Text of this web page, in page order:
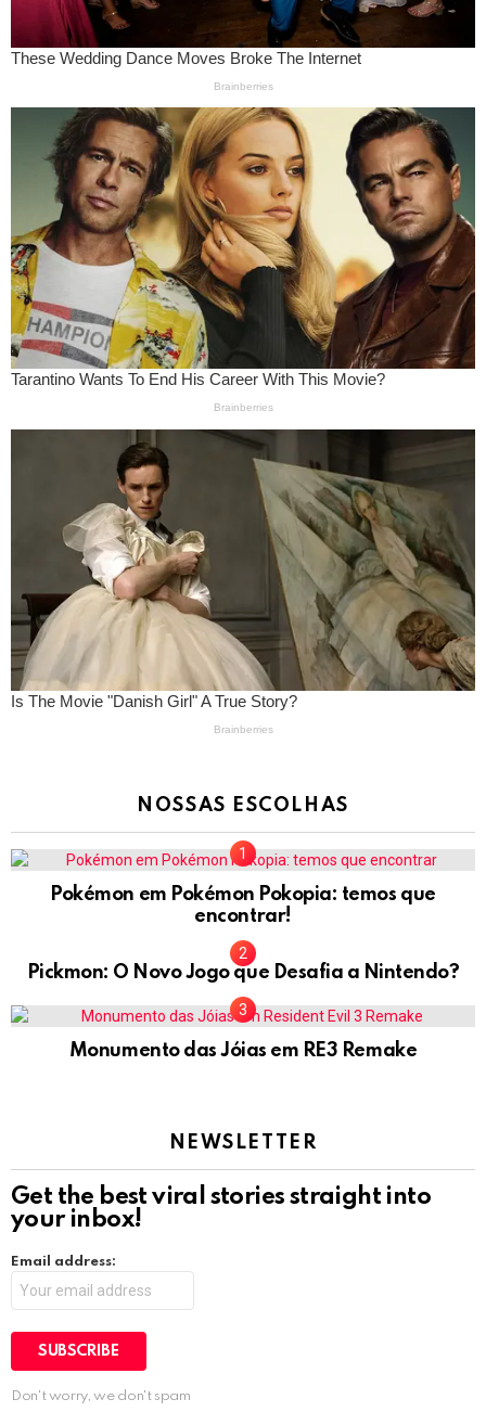
NOSSAS ESCOLHAS
Pokémon em Pokémon Pokopia: temos que
encontrar!
Pickmon: O Novo Jogo que Desafia a Nintendo?
Monumento das Jóias em RE3 Remake
NEWSLETTER
Get the best viral stories straight into
your inbox!
Email address:
Don't worry, we don't spam